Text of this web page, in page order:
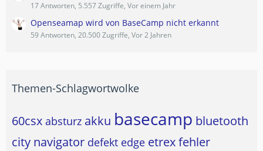
17 Antworten, 5.557 Zugriffe, Vor einem Jahr
Openseamap wird von BaseCamp nicht erkannt
59 Antworten, 20.500 Zugriffe, Vor 2 Jahren
Themen-Schlagwortwolke
60csx absturz akku basecamp bluetooth
city navigator defekt edge etrexfehler